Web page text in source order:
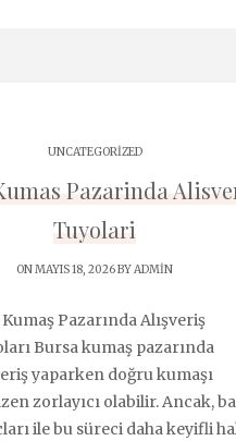
UNCATEGORIZED
Pazarinda
Tuyolari
ON MAYIS 18, 2026 BYADMIN
Pazarında Alışveriş
Bursa kumaş pazarında
yaparken doğru kumaşı
zorlayıcı olabilir. Ancak,
ile bu süreci daha keyifli